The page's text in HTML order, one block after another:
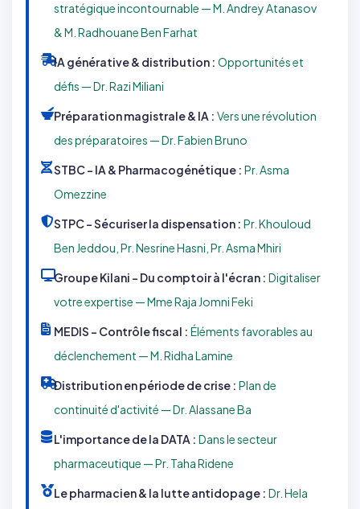
stratégique incontournable — M. Andrey Atanasov
& M. Radhouane Ben Farhat
IA générative & distribution : Opportunités et
défis — Dr. Razi Miliani
Préparation magistrale & IA : Vers une révolution
des préparatoires — Dr. Fabien Bruno
STBC – IA & Pharmacogénétique : Pr. Asma
Omezzine
STPC – Sécuriser la dispensation : Pr. Khouloud
Ben Jeddou, Pr. Nesrine Hasni, Pr. Asma Mhiri
Groupe Kilani – Du comptoir à l'écran : Digitaliser
votre expertise — Mme Raja Jomni Feki
MEDIS – Contrôle fiscal : Éléments favorables au
déclenchement — M. Ridha Lamine
Distribution en période de crise : Plan de
continuité d'activité — Dr. Alassane Ba
L'importance de la DATA : Dans le secteur
pharmaceutique — Pr. Taha Ridene
Le pharmacien & la lutte antidopage : Dr. Hela